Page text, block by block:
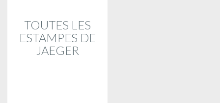
TOUTES LES
ESTAMPES DE
JAEGER